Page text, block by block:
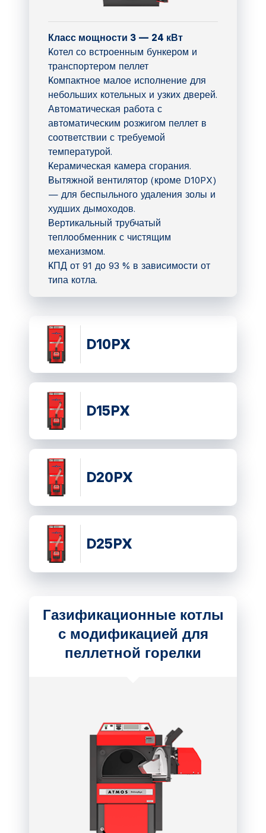
Класс мощности 3 — 24 кВт
Котел со встроенным бункером и
транспортером пеллет
Компактное малое исполнение для
небольших котельных и узких дверей.
Автоматическая работа с
автоматическим розжигом пеллет в
соответствии с требуемой
температурой.
Керамическая камера сгорания.
Вытяжной вентилятор (кроме D10PX)
— для беспыльного удаления золы и
худших дымоходов.
Вертикальный трубчатый
теплообменник с чистящим
механизмом.
КПД от 91 до 93 % в зависимости от
типа котла.
D10PX
D15PX
D20PX
D25PX
Газификационные котлы
с модификацией для
пеллетной горелки